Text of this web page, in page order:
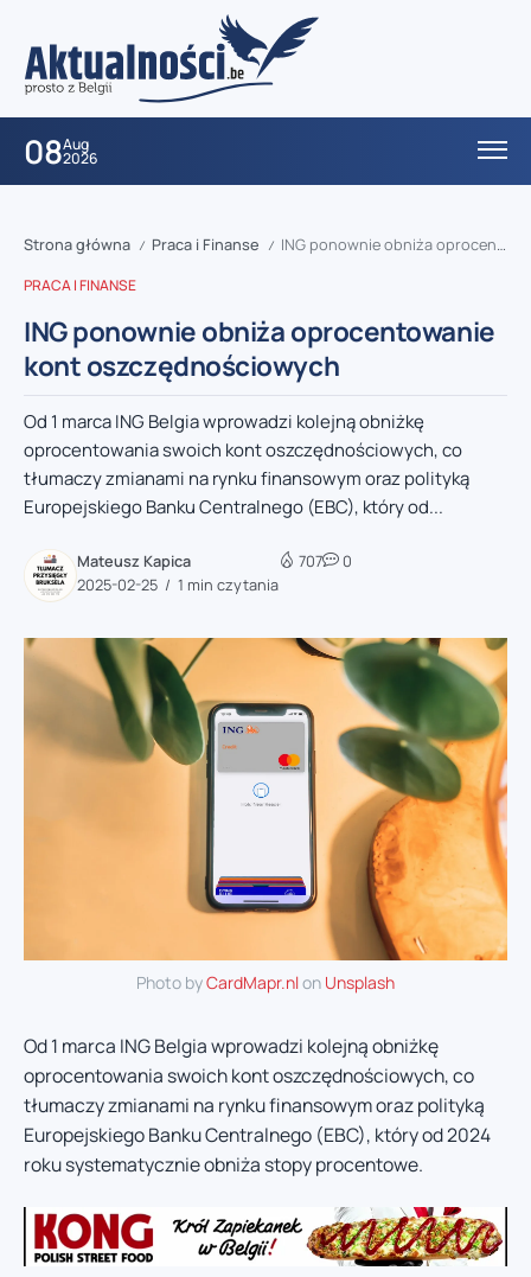
08Aug
2026
Strona główna / Praca i Finanse / ING ponownie obniża oprocentowanie kont oszczędnościowych
PRACA I FINANSE
ING ponownie obniża oprocentowanie
kont oszczędnościowych
Od 1 marca ING Belgia wprowadzi kolejną obniżkę
oprocentowania swoich kont oszczędnościowych, co
tłumaczy zmianami na rynku finansowym oraz polityką
Europejskiego Banku Centralnego (EBC), który od...
Mateusz Kapica
2025-02-25
1 min czytania
707 0
Photo byCardMapr.nlon Unsplash
Od 1 marca ING Belgia wprowadzi kolejną obniżkę
oprocentowania swoich kont oszczędnościowych, co
tłumaczy zmianami na rynku finansowym oraz polityką
Europejskiego Banku Centralnego (EBC), który od 2024
roku systematycznie obniża stopy procentowe.